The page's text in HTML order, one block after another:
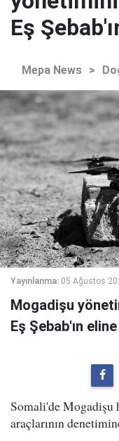
Eş
Mepa News >
Yayınlanma: 05 Ağustos
Mogadişu
Eş Şebab'ın
Somali'de Mogadişu
araçlarının